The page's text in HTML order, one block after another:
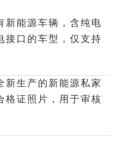
新能源车辆，含纯电
接口的车型，仅支持
新生产的新能源私家
格证照片，用于审核